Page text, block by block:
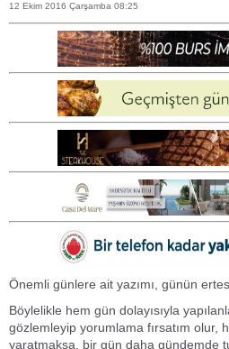
12 Ekim 2016 Çarşamba 08:25
Önemli günlere ait yazımı, günün
Böylelikle hem gün dolayısıyla
gözlemleyip yorumlama fırsatım olur,
yaratmaksa, bir gün daha gündemde